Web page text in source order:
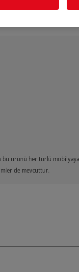
bu ürünü her türlü
de mevcuttur.